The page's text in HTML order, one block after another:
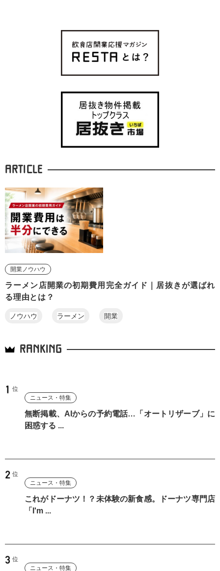
ARTICLE
開業ノウハウ
ラーメン店開業の初期費用完全ガイド｜居抜きが選ばれ
る理由とは？
ノウハウ ラーメン 開業
RANKING
ニュース・特集
無断掲載、AIからの予約電話…「オートリザーブ」に
困惑する ...
ニュース・特集
これがドーナツ！？未体験の新食感。ドーナツ専門店
「I'm ...
ニュース・特集